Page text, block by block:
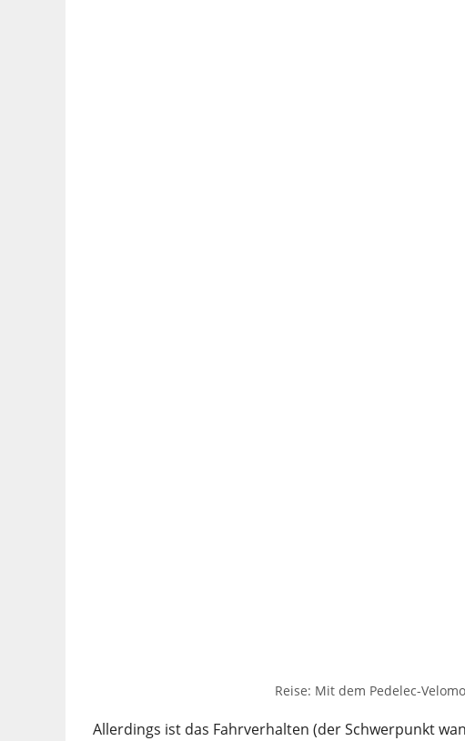
Reise: Mit dem Pedelec-
Allerdings ist das Fahrverhalten (der Schwerpunkt